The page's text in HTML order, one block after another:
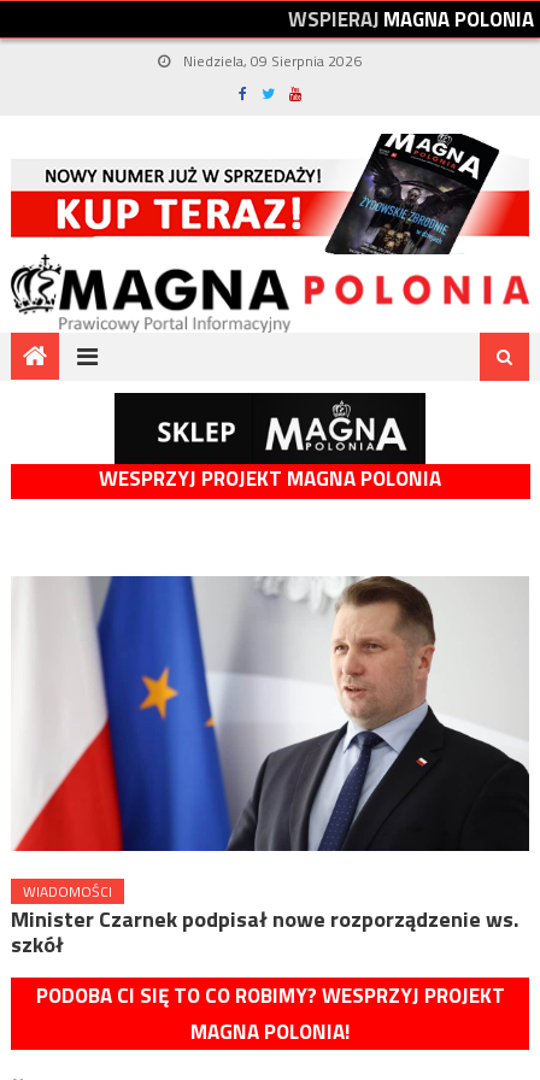
WSPIERAJMAGNAPOLONIA
Niedziela, 09 Sierpnia 2026
WESPRZYJ PROJEKT MAGNA POLONIA
WIADOMOŚCI
Minister Czarnek podpisał nowe rozporządzenie ws.
szkół
PODOBA CI SIĘ TO CO ROBIMY? WESPRZYJ PROJEKT
MAGNA POLONIA!